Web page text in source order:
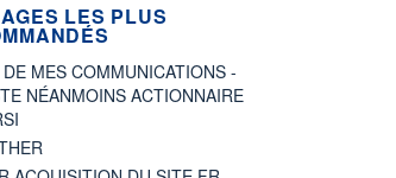
LES PLUS
MES COMMUNICATIONS -
NÉANMOINS ACTIONNAIRE